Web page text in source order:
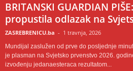
BRITANSKI GUARDIAN
propustila odlazak na
ZASREBRENICU.ba - 1 travnja, 2026
Mundijal zaslužen od prve do posljednje
je plasman na Svjetsko prvenstvo 2026.
izvođenju jedanaesteraca rezultatom...